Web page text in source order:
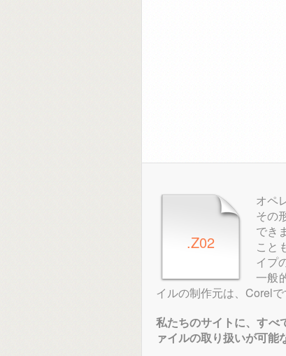
.Z02
オペ
その
でき
こと
イプ
一般
イルの制作元は、Corelで
私たちのサイトに、すべ
ァイルの取り扱いが可能